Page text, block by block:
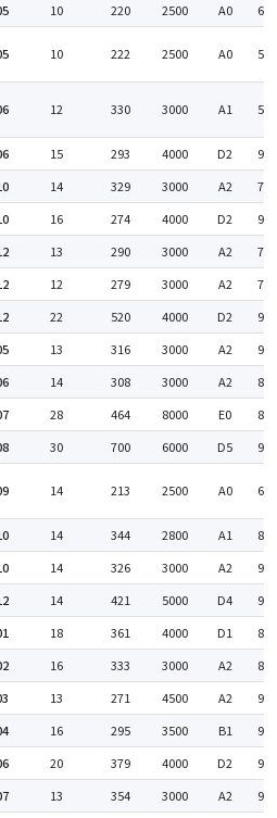
10 220 2500 A0 63
10 222 2500 A0 54
12 330 3000 A1 58
15 293 4000 D2 93
14 329 3000 A2 77
16 274 4000 D2 93
13 290 3000 A2 75
12 279 3000 A2 76
22 520 4000 D2 95
13 316 3000 A2 92
14 308 3000 A2 84
28 464 8000 E0 88
30 700 6000 D5 91
14 213 2500 A0 66
14 344 2800 A1 83
14 326 3000 A2 92
14 421 5000 D4 97
18 361 4000 D1 88
16 333 3000 A2 87
13 271 4500 A2 92
16 295 3500 B1 90
20 379 4000 D2 93
13 354 3000 A2 93